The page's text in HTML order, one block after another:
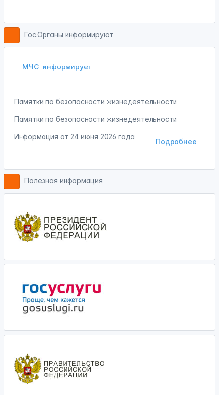
Гос.Органы информируют
МЧС информирует
Памятки по безопасности жизнедеятельности
Памятки по безопасности жизнедеятельности
Подробнее
Информация от 24 июня 2026 года
Полезная информация